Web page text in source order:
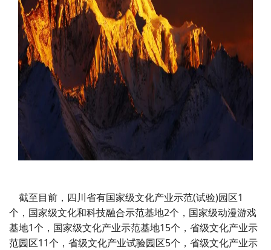
截至目前，四川省有国家级文化产业示范(试验)园区1
个，国家级文化和科技融合示范基地2个，国家级动漫游戏
基地1个，国家级文化产业示范基地15个，省级文化产业示
范园区11个，省级文化产业试验园区5个，省级文化产业示